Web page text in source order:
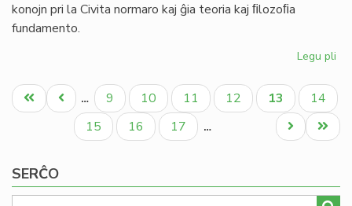
konojn pri la Civita normaro kaj ĝia teoria kaj ﬁlozoﬁa
fundamento.
Legu pli
pri
la
Pagination
Unua
paĝo
Antaŭa
paĝo
… Paĝo
9 Paĝo
10 Paĝo
11 Paĝo
12
Aktuala
paĝo
13 Paĝo
14
Paĝo
15 Paĝo
16 Paĝo
17 …
Last
page
Next
page
SERĈO